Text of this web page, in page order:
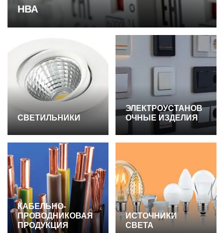
НВА
СВЕТИЛЬНИКИ
ЭЛЕКТРОУСТАНОВ
ОЧНЫЕ ИЗДЕЛИЯ
КАБЕЛЬНО-
ПРОВОДНИКОВАЯ
ПРОДУКЦИЯ
ИСТОЧНИКИ
СВЕТА